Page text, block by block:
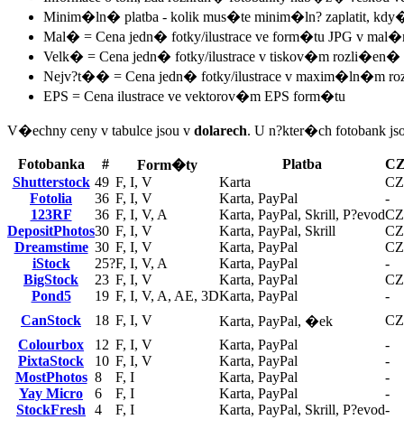
Minim�ln� platba - kolik mus�te minim�ln? zaplatit, kdy�
Mal� = Cena jedn� fotky/ilustrace ve form�tu JPG v
Velk� = Cena jedn� fotky/ilustrace v tiskov�m rozli�en�
Nejv?t�� = Cena jedn� fotky/ilustrace v maxim�ln�m
EPS = Cena ilustrace ve vektorov�m EPS form�tu
V�echny ceny v tabulce jsou v dolarech. U n?kter�ch fotobank
Fotobanka # Form�ty Platba
Shutterstock 49 F, I, V Karta
CZ
Fotolia
36 F, I, V Karta, PayPal
-
123RF
36 F, I, V, A Karta, PayPal, Skrill, P?evodCZ
DepositPhotos30 F, I, V Karta, PayPal, Skrill
CZ
Dreamstime 30 F, I, V Karta, PayPal
CZ
iStock
25?F, I, V, A Karta, PayPal
-
BigStock
23 F, I, V Karta, PayPal
CZ
Pond5
19 F, I, V, A, AE, 3DKarta, PayPal
-
CanStock
18 F, I, V Karta, PayPal, �ek
CZ
Colourbox
12 F, I, V Karta, PayPal
-
PixtaStock
10 F, I, V Karta, PayPal
-
MostPhotos 8 F, I Karta, PayPal
-
Yay Micro
6 F, I Karta, PayPal
-
StockFresh
4 F, I Karta, PayPal, Skrill, P?evod-